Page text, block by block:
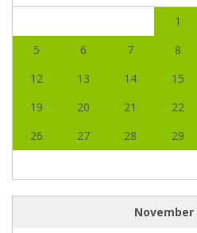
1
5
6 7 8
12
13 14 15
19
20 21 22
26
27 28 29
November